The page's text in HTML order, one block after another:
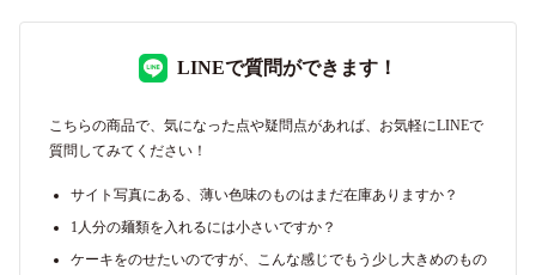
LINEで質問ができます！
こちらの商品で、気になった点や疑問点があれば、お気軽にLINEで
質問してみてください！
サイト写真にある、薄い色味のものはまだ在庫ありますか？
1人分の麺類を入れるには小さいですか？
ケーキをのせたいのですが、こんな感じでもう少し大きめのもの